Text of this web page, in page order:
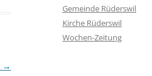
→
Gemeinde Rüderswil
Kirche Rüderswil
Wochen-Zeitung